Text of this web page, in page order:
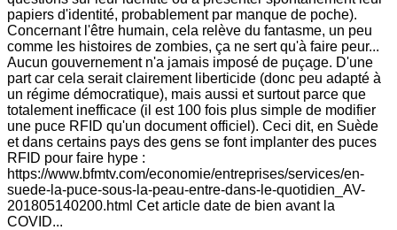
papiers d'identité, probablement par manque de poche).
Concernant l'être humain, cela relève du fantasme, un peu
comme les histoires de zombies, ça ne sert qu'à faire peur...
Aucun gouvernement n'a jamais imposé de puçage. D'une
part car cela serait clairement liberticide (donc peu adapté à
un régime démocratique), mais aussi et surtout parce que
totalement inefficace (il est 100 fois plus simple de modifier
une puce RFID qu'un document officiel). Ceci dit, en Suède
et dans certains pays des gens se font implanter des puces
RFID pour faire hype :
https://www.bfmtv.com/economie/entreprises/services/en-
suede-la-puce-sous-la-peau-entre-dans-le-quotidien_AV-
201805140200.html Cet article date de bien avant la
COVID...